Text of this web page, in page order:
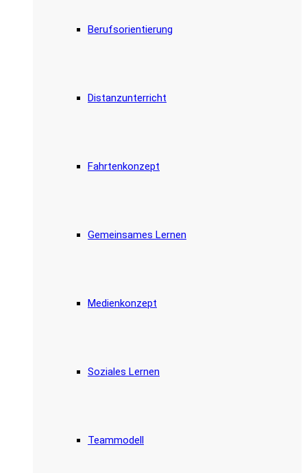
Berufsorientierung
Distanzunterricht
Fahrtenkonzept
Gemeinsames Lernen
Medienkonzept
Soziales Lernen
Teammodell